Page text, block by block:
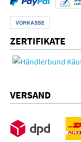
ZERTIFIKATE
VERSAND